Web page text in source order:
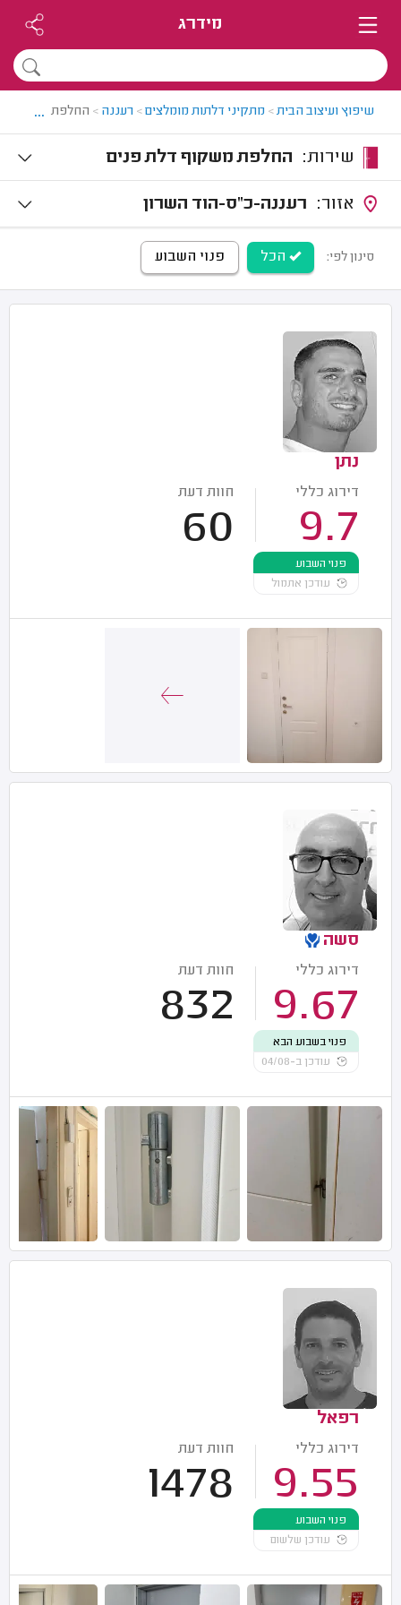
מידרג
שיפוץ ועיצוב הבית> מתקיני דלתות מומלצים> רעננה > החלפת משקוף
...
החלפת משקוף דלת פנים
רעננה-כ"ס-הוד השרון
סינון לפי: הכל פנוי השבוע
נתן
דירוג כללי
9.7
חוות דעת
60
פנוי השבוע
עודכן אתמול
סשה
דירוג כללי
9.67
חוות דעת
832
פנוי בשבוע הבא
עודכן ב-04/08
רפאל
דירוג כללי
9.55
חוות דעת
1478
פנוי השבוע
עודכן שלשום